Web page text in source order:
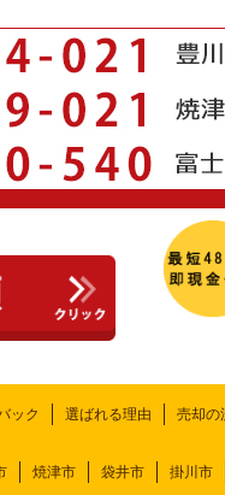
ック 選ばれる理由 売却の
焼津市 袋井市 掛川市